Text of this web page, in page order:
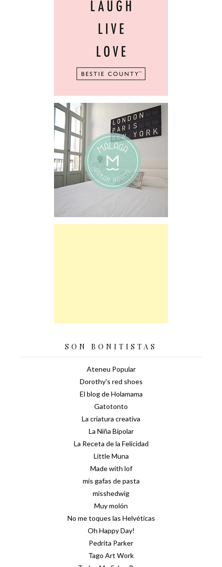
SON BONITISTAS
Ateneu Popular
Dorothy's red shoes
El blog de Holamama
Gatotonto
La criatura creativa
La Niña Bipolar
La Receta de la Felicidad
Little Muna
Made with lof
mis gafas de pasta
misshedwig
Muy molón
No me toques las Helvéticas
Oh Happy Day!
Pedrita Parker
Tago Art Work